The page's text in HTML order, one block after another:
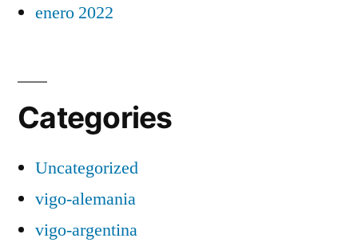
enero 2022
Categories
Uncategorized
vigo-alemania
vigo-argentina